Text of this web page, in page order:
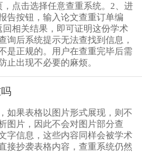
点击选择任意查重系统。2、进
告按钮，输入论文查重订单编
相关结果，即可证明这份学术
询后系统提示无法查找到信息，
是正规的。用户在查重完毕后需
止出现不必要的麻烦。
如果表格以图片形式展现，则不
图片，因此不会对图片部分查
字信息，这些内容同样会被学术
接抄袭表格内容，查重系统仍然